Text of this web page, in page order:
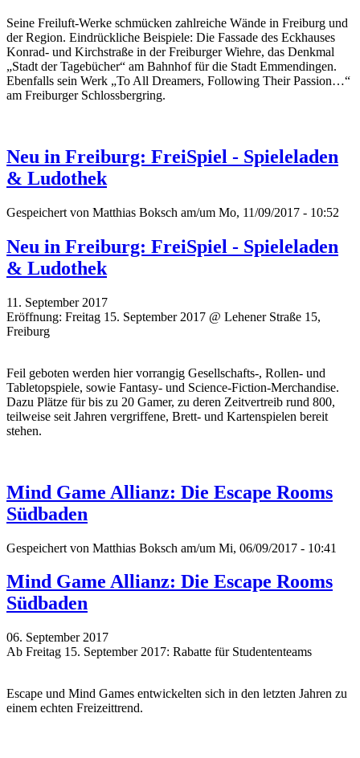
Seine Freiluft-Werke schmücken zahlreiche Wände in Freiburg und
der Region. Eindrückliche Beispiele: Die Fassade des Eckhauses
Konrad- und Kirchstraße in der Freiburger Wiehre, das Denkmal
„Stadt der Tagebücher“ am Bahnhof für die Stadt Emmendingen.
Ebenfalls sein Werk „To All Dreamers, Following Their Passion…“
am Freiburger Schlossbergring.
Neu in Freiburg: FreiSpiel - Spieleladen
& Ludothek
Gespeichert von Matthias Boksch am/um Mo, 11/09/2017 - 10:52
Neu in Freiburg: FreiSpiel - Spieleladen
& Ludothek
11. September 2017
Eröffnung: Freitag 15. September 2017 @ Lehener Straße 15,
Freiburg
Feil geboten werden hier vorrangig Gesellschafts-, Rollen- und
Tabletopspiele, sowie Fantasy- und Science-Fiction-Merchandise.
Dazu Plätze für bis zu 20 Gamer, zu deren Zeitvertreib rund 800,
teilweise seit Jahren vergriffene, Brett- und Kartenspielen bereit
stehen.
Mind Game Allianz: Die Escape Rooms
Südbaden
Gespeichert von Matthias Boksch am/um Mi, 06/09/2017 - 10:41
Mind Game Allianz: Die Escape Rooms
Südbaden
06. September 2017
Ab Freitag 15. September 2017: Rabatte für Studententeams
Escape und Mind Games entwickelten sich in den letzten Jahren zu
einem echten Freizeittrend.